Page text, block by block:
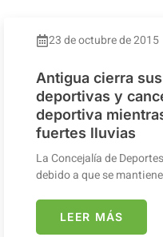
23 de octubre de 2015
Antigua cierra
deportivas y
deportiva
fuertes lluvias
La Concejalía de
debido a que se
LEER MÁS